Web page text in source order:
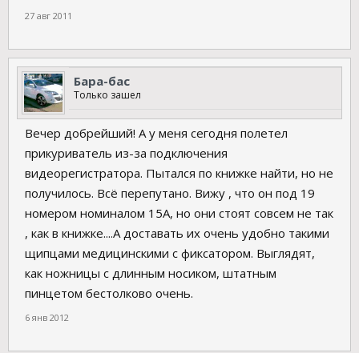
27 авг 2011
Бара-бас
Только зашел
Вечер добрейший! А у меня сегодня полетел
прикуриватель из-за подключения
видеорегистратора. Пытался по книжке найти, но не
получилось. Всё перепутано. Вижу , что он под 19
номером номиналом 15А, но они стоят совсем не так
, как в книжке....А доставать их очень удобно такими
щипцами медицинскими с фиксатором. Выглядят,
как ножницы с длинным носиком, штатным
пинцетом бестолково очень.
6 янв 2012